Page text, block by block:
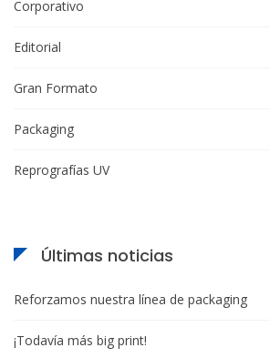
Corporativo
Editorial
Gran Formato
Packaging
Reprografías UV
Últimas noticias
Reforzamos nuestra línea de packaging
¡Todavía más big print!